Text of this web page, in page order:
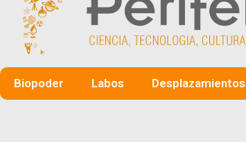
Biopoder Labos Desplazamientos